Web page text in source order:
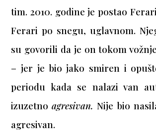
tim. 2010. godine je postao
Ferari po snegu, uglavnom.
su govorili da je on tokom
– jer je bio jako smiren i
periodu kada se nalazi van
izuzetnoagresivan.Nije bio
agresivan.